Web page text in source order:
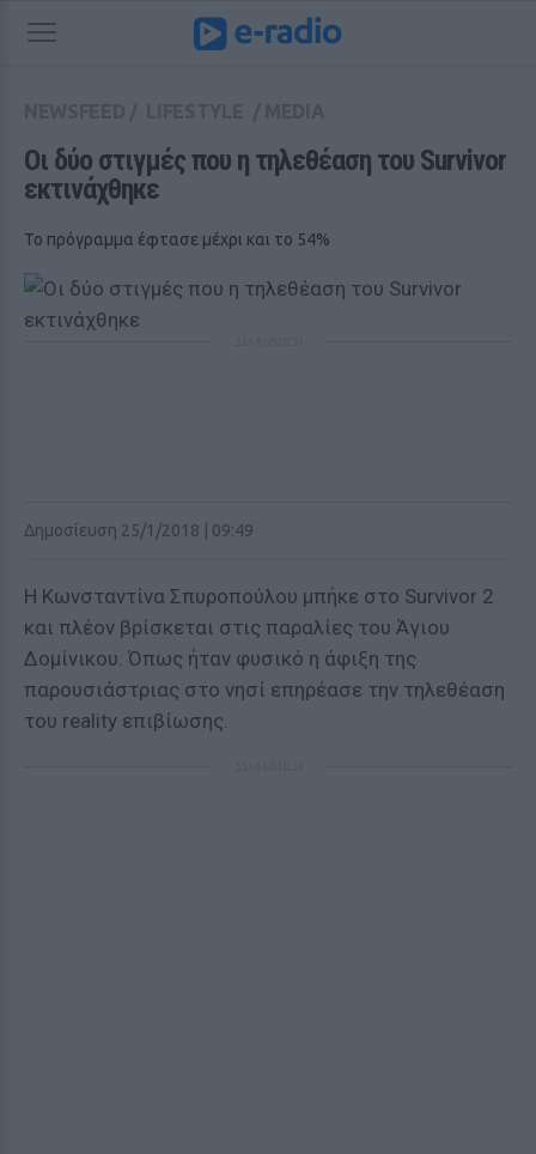
Οι δύο στιγμές που η τηλεθέαση του Survivor
εκτινάχθηκε
Το πρόγραμμα έφτασε μέχρι και το 54%
Δημοσίευση 25/1/2018 | 09:49
Η Κωνσταντίνα Σπυροπούλου μπήκε στο Survivor 2
και πλέον βρίσκεται στις παραλίες του Άγιου
Δομίνικου. Όπως ήταν φυσικό η άφιξη της
παρουσιάστριας στο νησί επηρέασε την τηλεθέαση
του reality επιβίωσης.